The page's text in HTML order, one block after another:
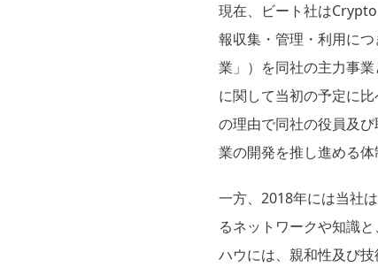
現在、ビート社は
報収集・管理・利用に
業」）を同社の主力事
に関して当初の予定に
の理由で同社の役員及
業の開発を推し進める体
一方、2018年には当社
るネットワークや知識
ハウには、親和性及び